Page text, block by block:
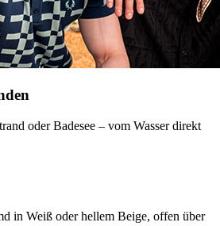
oder Badesee – vom Wasser direkt
in Weiß oder hellem Beige, offen über